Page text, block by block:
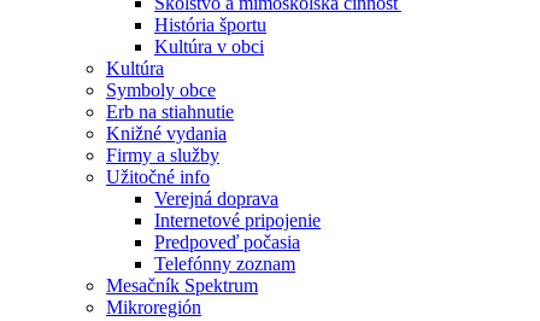
História športu
Kultúra v obci
Kultúra
Symboly obce
Erb na stiahnutie
Knižné vydania
Firmy a služby
Užitočné info
Verejná doprava
Internetové pripojenie
Predpoveď počasia
Telefónny zoznam
Mesačník Spektrum
Mikroregión